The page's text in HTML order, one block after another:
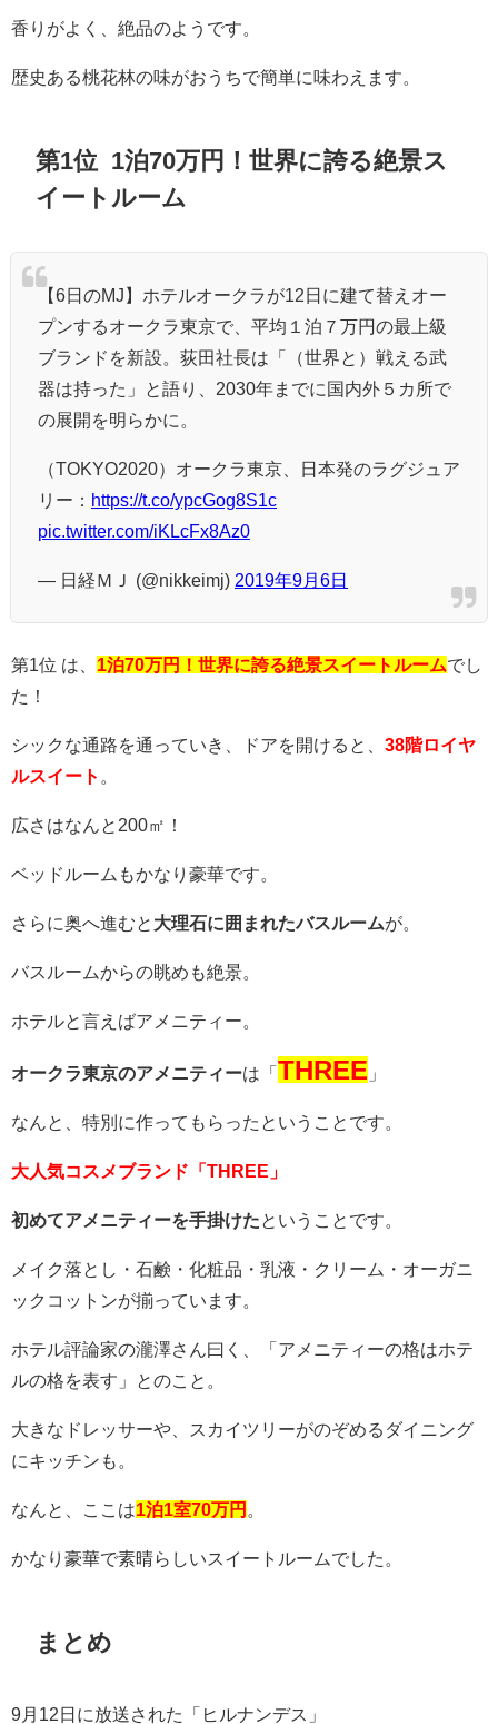
香りがよく、絶品のようです。
歴史ある桃花林の味がおうちで簡単に味わえます。
第1位 1泊70万円！世界に誇る絶景ス
イートルーム
【6日のMJ】ホテルオークラが12日に建て替えオー
プンするオークラ東京で、平均１泊７万円の最上級
ブランドを新設。荻田社長は「（世界と）戦える武
器は持った」と語り、2030年までに国内外５カ所で
の展開を明らかに。
（TOKYO2020）オークラ東京、日本発のラグジュア
リー： https://t.co/ypcGog8S1c
pic.twitter.com/iKLcFx8Az0
— 日経ＭＪ (@nikkeimj) 2019年9月6日
第1位 は、 1泊70万円！世界に誇る絶景スイートルームでし
た！
シックな通路を通っていき、ドアを開けると、 38階ロイヤ
ルスイート 。
広さはなんと200㎡！
ベッドルームもかなり豪華です。
さらに奥へ進むと 大理石に囲まれたバスルームが。
バスルームからの眺めも絶景。
ホテルと言えばアメニティー。
オークラ東京のアメニティーは「 THREE 」
なんと、特別に作ってもらったということです。
大人気コスメブランド「THREE」
初めてアメニティーを手掛けたということです。
メイク落とし・石鹸・化粧品・乳液・クリーム・オーガニ
ックコットンが揃っています。
ホテル評論家の瀧澤さん曰く、「アメニティーの格はホテ
ルの格を表す」とのこと。
大きなドレッサーや、スカイツリーがのぞめるダイニング
にキッチンも。
なんと、ここは1泊1室70万円 。
かなり豪華で素晴らしいスイートルームでした。
まとめ
9月12日に放送された「ヒルナンデス」